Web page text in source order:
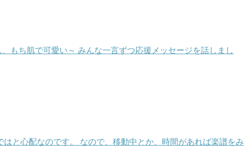
もち肌で可愛い～ みんな一言ずつ応援メッセージを話しまし
と心配なのです。 なので、移動中とか、時間があれば楽譜をみ